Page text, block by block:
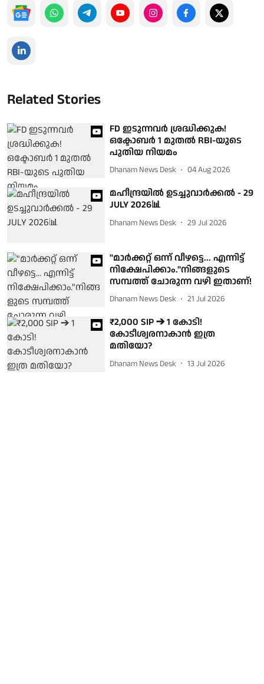
Related Stories
FD ഇടുന്നവർ ശ്രദ്ധിക്കുക!
ഒക്ടോബർ 1 മുതൽ RBI-യുടെ
പുതിയ നിയമം
Dhanam News Desk 04 Aug 2026
മഹീന്ദ്രയില്‍ ഉടച്ചുവാര്‍ക്കല്‍ - 29
JULY 2026📊
Dhanam News Desk 29 Jul 2026
"മാർക്കറ്റ് ഒന്ന് വീഴട്ടെ... എന്നിട്ട്
നിക്ഷേപിക്കാം."നിങ്ങളുടെ
സമ്പത്ത് ചോരുന്ന വഴി ഇതാണ്!
Dhanam News Desk 21 Jul 2026
₹2,000 SIP ➔ 1 കോടി!
കോടീശ്വരനാകാൻ ഇത്ര
മതിയോ?
Dhanam News Desk 13 Jul 2026